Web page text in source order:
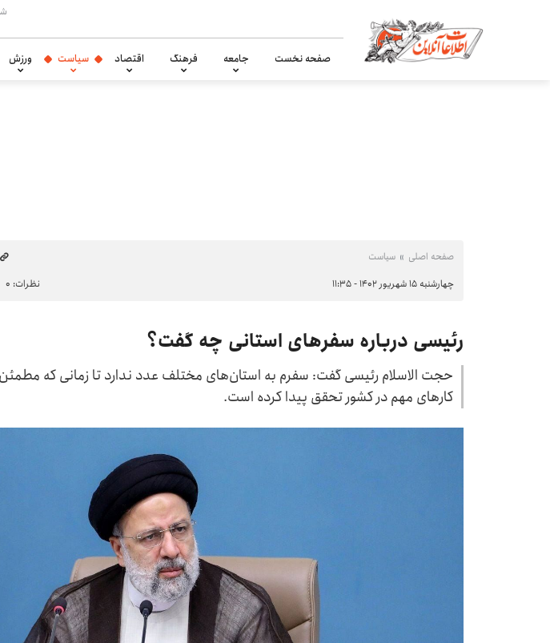
صفحه نخست جامعه فرهنگ اقتصاد سیاست ورزش
صفحه اصلی سیاست
چهارشنبه ۱۵ شهریور ۱۴۰۲ - ۱۱:۳۵
نظرات: ۰
رئیسی درباره سفر‌های استانی چه گفت؟
حجت الاسلام رئیسی گفت: سفرم به استان‌های مختلف عدد ندارد تا زمانی که
کار‌های مهم در کشور تحقق پیدا کرده است.